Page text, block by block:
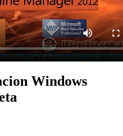
Windows